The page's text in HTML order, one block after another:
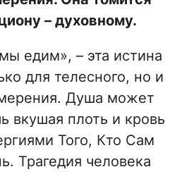
– духовному.
едим», – эта истина
для телесного, но и
Душа может
вкушая плоть и кровь
Того, Кто Сам
Трагедия человека